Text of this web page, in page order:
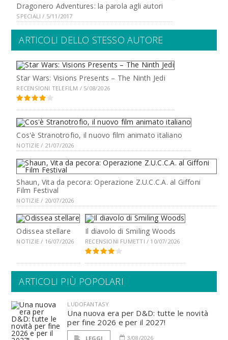
Dragonero Adventures: la parola agli autori
SPECIALI / 5/11/2017
ARTICOLI DELLO STESSO AUTORE
Star Wars: Visions Presents – The Ninth Jedi
RECENSIONI TELEFILM / 5/08/2026
Cos'è Stranotrofio, il nuovo film animato italiano
NOTIZIE / 21/07/2026
Shaun, Vita da pecora: Operazione Z.U.C.C.A. al Giffoni
Film Festival
NOTIZIE / 20/07/2026
Odissea stellare
NOTIZIE / 16/07/2026
Il diavolo di Smiling Woods
RECENSIONI FUMETTI / 10/07/2026
ARTICOLI PIÙ POPOLARI
LUDOFANTASY
Una nuova era per D&D: tutte le novità
per fine 2026 e per il 2027!
LEGGI 3/08/2026